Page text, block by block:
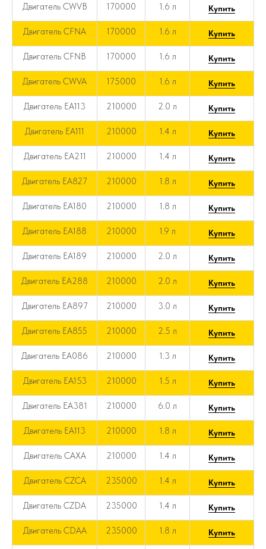
Двигатель CWVB 170000 1.6 л Купить
Двигатель CFNA 170000 1.6 л Купить
Двигатель CFNB 170000 1.6 л Купить
Двигатель CWVA 175000 1.6 л Купить
Двигатель EA113 210000 2.0 л Купить
Двигатель EA111 210000 1.4 л Купить
Двигатель EA211 210000 1.4 л Купить
Двигатель EA827 210000 1.8 л Купить
Двигатель EA180 210000 1.8 л Купить
Двигатель EA188 210000 1.9 л Купить
Двигатель EA189 210000 2.0 л Купить
Двигатель EA288 210000 2.0 л Купить
Двигатель EA897 210000 3.0 л Купить
Двигатель EA855 210000 2.5 л Купить
Двигатель EA086 210000 1.3 л Купить
Двигатель EA153 210000 1.5 л Купить
Двигатель EA381 210000 6.0 л Купить
Двигатель EA113 210000 1.8 л Купить
Двигатель CAXA 210000 1.4 л Купить
Двигатель CZCA 235000 1.4 л Купить
Двигатель CZDA 235000 1.4 л Купить
Двигатель CDAA 235000 1.8 л Купить